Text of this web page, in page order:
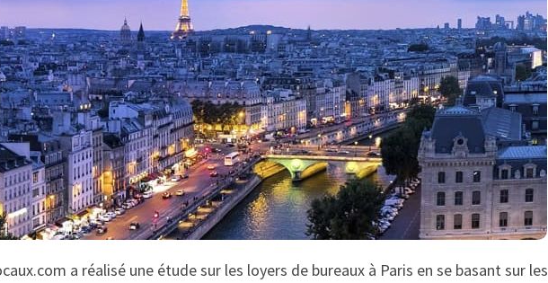
a réalisé une étude sur les loyers de bureaux à Paris en se basant sur les